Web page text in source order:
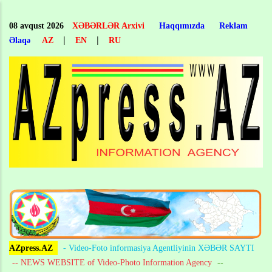
main
content
08 avqust 2026 XƏBƏRLƏR Arxivi Haqqımızda
Reklam
Əlaqə
AZ | EN | RU
AZpress.AZ
- Video-Foto informasiya Agentliyinin XƏBƏR SAYTI
-- NEWS WEBSITE of Video-Photo Information Agency --